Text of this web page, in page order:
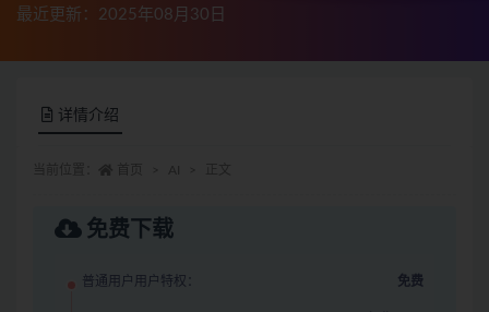
最近更新：2025年08月30日
详情介绍
免费下载
普通用户用户特权： 免费